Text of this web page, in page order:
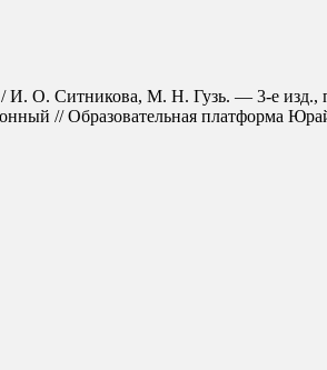
/ И. О. Ситникова, М. Н. Гузь. — 3-е изд.,
// Образовательная платформа